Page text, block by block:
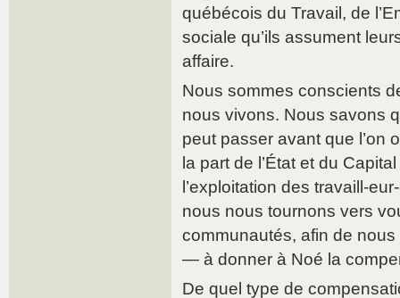
québécois du Travail, de
sociale qu’ils assument
affaire.
Nous sommes conscients
nous vivons. Nous savons
peut passer avant que l’on
la part de l’État et du
l’exploitation des travaill-
nous nous tournons vers
communautés, afin de
— à donner à Noé la
De quel type de